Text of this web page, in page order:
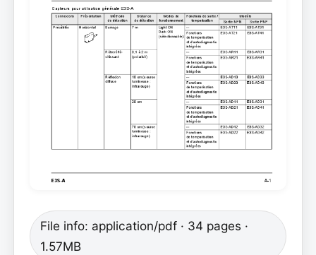
File info: application/pdf · 34 pages ·
1.57MB